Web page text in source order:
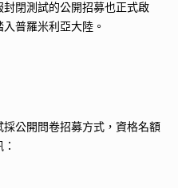
閉測試的公開招募也正式啟
普羅米利亞大陸。
公開問卷招募方式，資格名額